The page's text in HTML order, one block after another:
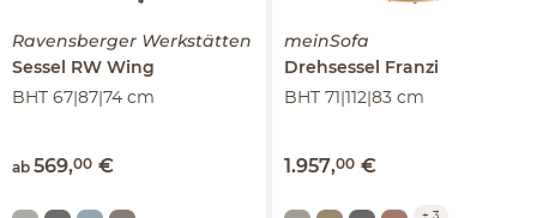
Ravensberger Werkstätten
Sessel
RW Wing
BHT 67|87|74 cm
ab 569,00 €
meinSofa
Drehsessel
Franzi
BHT 71|112|83 cm
1.957,00 €
+ 3